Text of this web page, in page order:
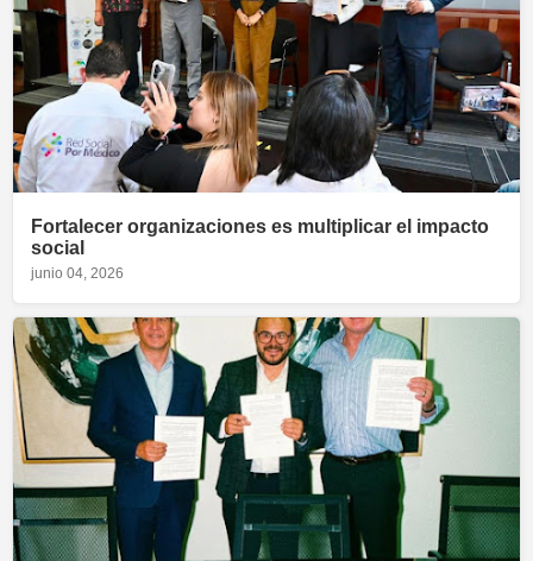
Fortalecer organizaciones es multiplicar el impacto
social
junio 04, 2026